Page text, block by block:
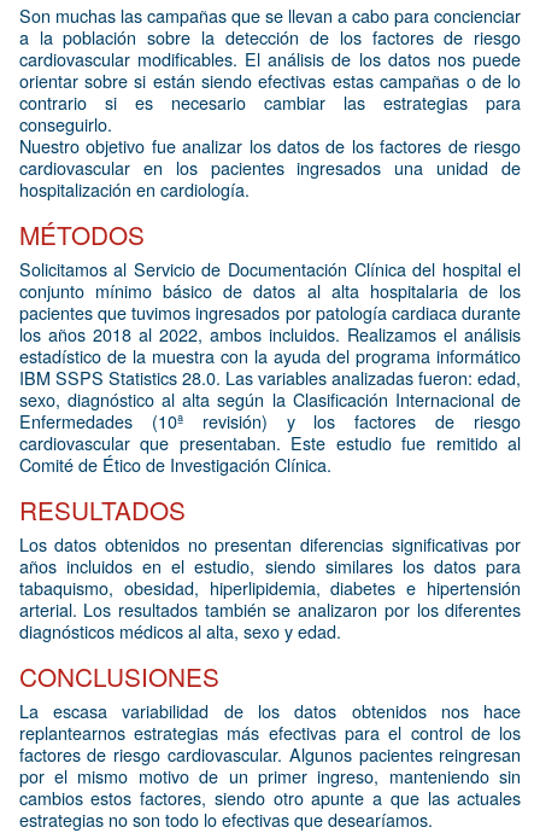
Son muchas las campañas que se llevan a cabo para concienciar
a la población sobre la detección de los factores de riesgo
cardiovascular modificables. El análisis de los datos nos puede
orientar sobre si están siendo efectivas estas campañas o de lo
contrario si es necesario cambiar las estrategias para
conseguirlo.
Nuestro objetivo fue analizar los datos de los factores de riesgo
cardiovascular en los pacientes ingresados una unidad de
hospitalización en cardiología.
MÉTODOS
Solicitamos al Servicio de Documentación Clínica del hospital el
conjunto mínimo básico de datos al alta hospitalaria de los
pacientes que tuvimos ingresados por patología cardiaca durante
los años 2018 al 2022, ambos incluidos. Realizamos el análisis
estadístico de la muestra con la ayuda del programa informático
IBM SSPS Statistics 28.0. Las variables analizadas fueron: edad,
sexo, diagnóstico al alta según la Clasificación Internacional de
Enfermedades (10ª revisión) y los factores de riesgo
cardiovascular que presentaban. Este estudio fue remitido al
Comité de Ético de Investigación Clínica.
RESULTADOS
Los datos obtenidos no presentan diferencias significativas por
años incluidos en el estudio, siendo similares los datos para
tabaquismo, obesidad, hiperlipidemia, diabetes e hipertensión
arterial. Los resultados también se analizaron por los diferentes
diagnósticos médicos al alta, sexo y edad.
CONCLUSIONES
La escasa variabilidad de los datos obtenidos nos hace
replantearnos estrategias más efectivas para el control de los
factores de riesgo cardiovascular. Algunos pacientes reingresan
por el mismo motivo de un primer ingreso, manteniendo sin
cambios estos factores, siendo otro apunte a que las actuales
estrategias no son todo lo efectivas que desearíamos.